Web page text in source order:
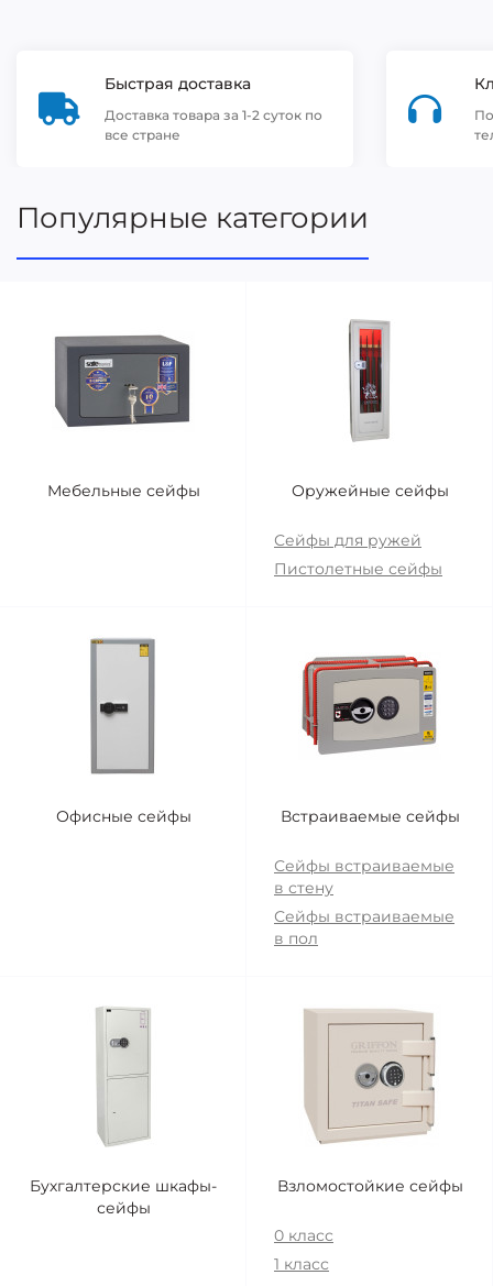
Быстрая доставка
Доставка товара за 1-2 суток по
все стране
Популярные категории
Мебельные сейфы Оружейные сейфы
Сейфы для ружей
Пистолетные сейфы
Офисные сейфы Встраиваемые сейфы
Сейфы встраиваемые
в стену
Сейфы встраиваемые
в пол
Бухгалтерские шкафы-
сейфы
Взломостойкие сейфы
0 класс
1 класс